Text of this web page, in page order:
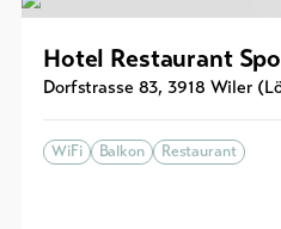
Hotel Restaurant
Dorfstrasse 83, 3918 Wiler
WiFi Balkon Restaurant